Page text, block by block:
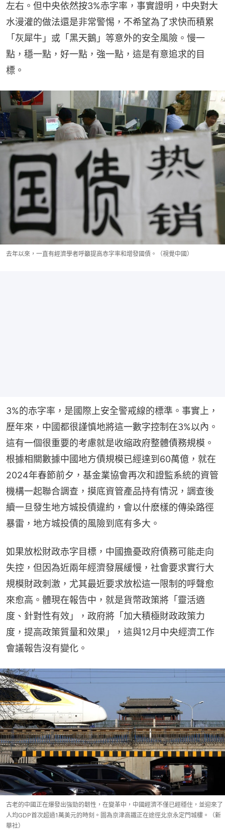
左右。但中央依然按3%赤字率，事實證明，中央對大
水漫灌的做法還是非常警惕，不希望為了求快而積累
「灰犀牛」或「黑天鵝」等意外的安全風險。慢一
點，穩一點，好一點，強一點，這是有意追求的目
標。
去年以來，一直有經濟學者呼籲提高赤字率和增發國債。（視覺中國）
3%的赤字率，是國際上安全警戒線的標準。事實上，
歷年來，中國都很謹慎地將這一數字控制在3%以內。
這有一個很重要的考慮就是收縮政府整體債務規模。
根據相關數據中國地方債規模已經達到60萬億，就在
2024年春節前夕，基金業協會再次和證監系統的資管
機構一起聯合調查，摸底資管產品持有情況，調查後
續一旦發生地方城投債違約，會以什麽樣的傳染路徑
暴雷，地方城投債的風險到底有多大。
如果放松財政赤字目標，中國擔憂政府債務可能走向
失控，但因為近兩年經濟發展緩慢，社會要求實行大
規模財政刺激，尤其最近要求放松這一限制的呼聲愈
來愈高。體現在報告中，就是貨幣政策將「靈活適
度、針對性有效」，政府將「加大積極財政政策力
度，提高政策質量和效果」，這與12月中央經濟工作
會議報告沒有變化。
古老的中國正在爆發出強勁的韌性，在變革中，中國經濟不僅已經穩住，並迎來了
人均GDP首次超過1萬美元的時刻。圖為京津高鐵正在途徑北京永定門城樓。（新
華社）